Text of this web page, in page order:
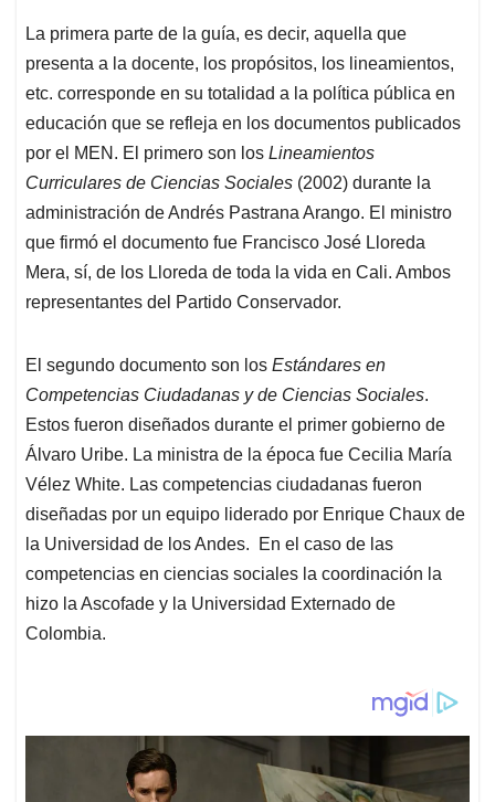
La primera parte de la guía, es decir, aquella que
presenta a la docente, los propósitos, los lineamientos,
etc. corresponde en su totalidad a la política pública en
educación que se refleja en los documentos publicados
por el MEN. El primero son los Lineamientos
Curriculares de Ciencias Sociales (2002) durante la
administración de Andrés Pastrana Arango. El ministro
que firmó el documento fue Francisco José Lloreda
Mera, sí, de los Lloreda de toda la vida en Cali. Ambos
representantes del Partido Conservador.
El segundo documento son los Estándares en
Competencias Ciudadanas y de Ciencias Sociales.
Estos fueron diseñados durante el primer gobierno de
Álvaro Uribe. La ministra de la época fue Cecilia María
Vélez White. Las competencias ciudadanas fueron
diseñadas por un equipo liderado por Enrique Chaux de
la Universidad de los Andes. En el caso de las
competencias en ciencias sociales la coordinación la
hizo la Ascofade y la Universidad Externado de
Colombia.